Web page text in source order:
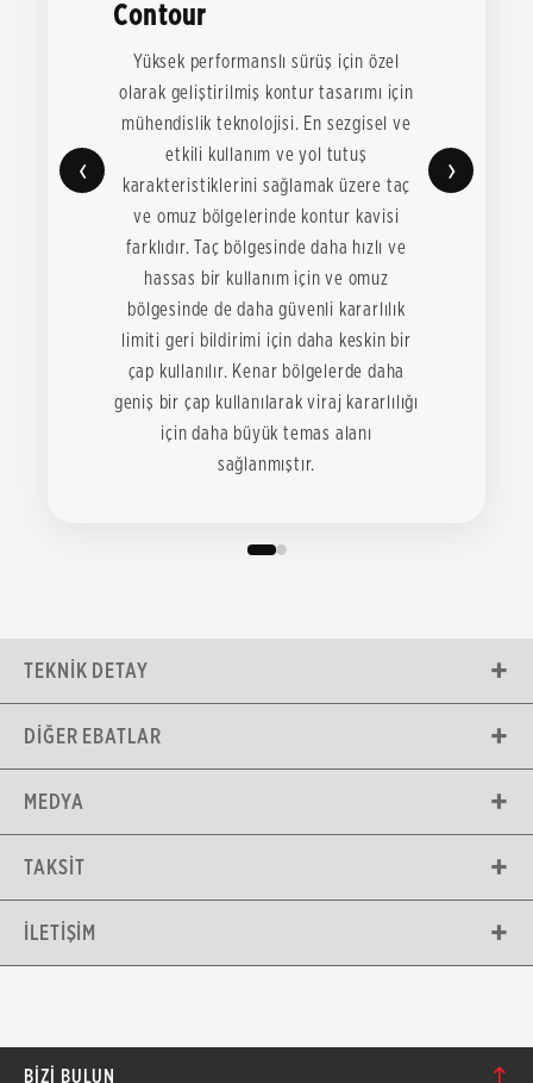
‹
Contour
Yüksek performanslı sürüş için özel
olarak geliştirilmiş kontur tasarımı için
mühendislik teknolojisi. En sezgisel ve
etkili kullanım ve yol tutuş
karakteristiklerini sağlamak üzere taç
ve omuz bölgelerinde kontur kavisi
farklıdır. Taç bölgesinde daha hızlı ve
hassas bir kullanım için ve omuz
bölgesinde de daha güvenli kararlılık
limiti geri bildirimi için daha keskin bir
çap kullanılır. Kenar bölgelerde daha
geniş bir çap kullanılarak viraj kararlılığı
için daha büyük temas alanı
sağlanmıştır.
›
TEKNIK DETAY
DIĞER EBATLAR
MEDYA
TAKSIT
İLETIŞIM
BIZI BULUN